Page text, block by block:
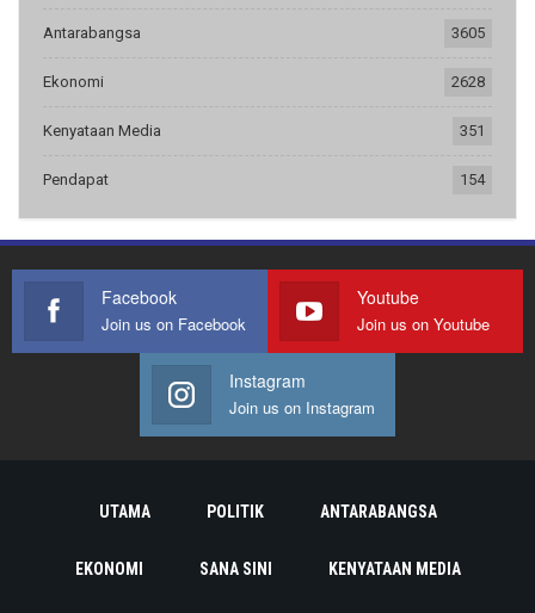
Antarabangsa 3605
Ekonomi 2628
Kenyataan Media 351
Pendapat 154
Facebook
Join us on Facebook
Youtube
Join us on Youtube
Instagram
Join us on Instagram
UTAMA POLITIK ANTARABANGSA
EKONOMI SANA SINI KENYATAAN MEDIA